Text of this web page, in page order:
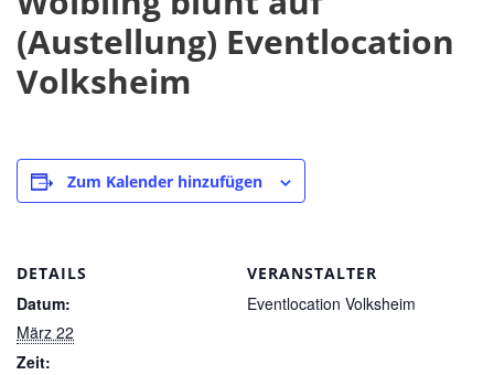
(Austellung) Eventlocation
Volksheim
Zum Kalender hinzufügen
DETAILS
Datum:
März 22
Zeit:
VERANSTALTER
Eventlocation Volksheim